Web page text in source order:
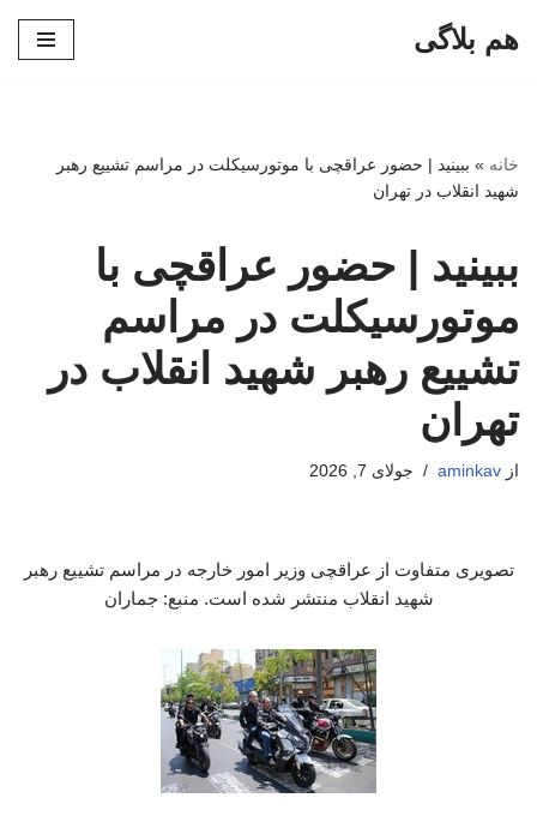
هم بلاگی
خانه » ببینید | حضور عراقچی با موتورسیکلت در مراسم تشییع رهبر
شهید انقلاب در تهران
ببینید | حضور عراقچی با
موتورسیکلت در مراسم
تشییع رهبر شهید انقلاب در
تهران
از aminkav جولای 7, 2026
تصویری متفاوت از عراقچی وزیر امور خارجه در مراسم تشییع رهبر
شهید انقلاب منتشر شده است. منبع: جماران